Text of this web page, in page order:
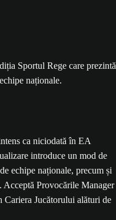
ca niciodată în EA
introduce un mod de
echipe naționale, precum și
Acceptă Provocările Manager
Jucătorului alături de